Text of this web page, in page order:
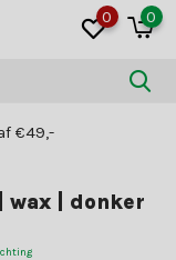
0 0
€49,-
wax | donker